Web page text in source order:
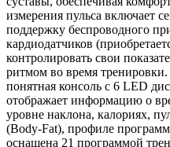
измерения пульса включает
поддержку беспроводного
кардиодатчиков
контролировать свои
ритмом во время
понятная консоль с 6 LED
отображает информацию о
уровне наклона, калориях,
(Body-Fat), профиле
оснащена 21 программой